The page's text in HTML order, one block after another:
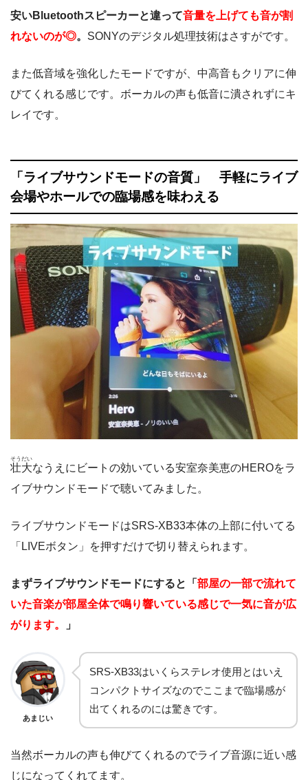
安いBluetoothスピーカーと違って音量を上げても音が割
れないのが◎。 SONYのデジタル処理技術はさすがです。
また低音域を強化したモードですが、中高音もクリアに伸
びてくれる感じです。ボーカルの声も低音に潰されずにキ
レイです。
「ライブサウンドモードの音質」 手軽にライブ
会場やホールでの臨場感を味わえる
壮大
そうだい
なうえにビートの効いている安室奈美恵のHEROをラ
イブサウンドモードで聴いてみました。
ライブサウンドモードはSRS-XB33本体の上部に付いてる
「LIVEボタン」を押すだけで切り替えられます。
まずライブサウンドモードにすると「 部屋の一部で流れて
いた音楽が部屋全体で鳴り響いている感じで一気に音が広
がります。
」
あまじい
SRS-XB33はいくらステレオ使用とはいえ
コンパクトサイズなのでここまで臨場感が
出てくれるのには驚きです。
当然ボーカルの声も伸びてくれるのでライブ音源に近い感
じになってくれてます。